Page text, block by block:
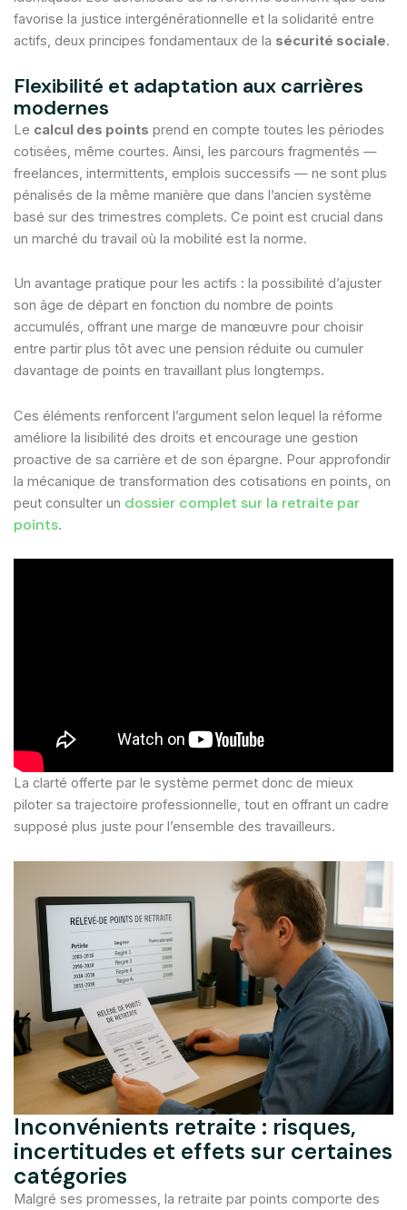
favorise la justice intergénérationnelle et la solidarité entre
actifs, deux principes fondamentaux de la sécurité sociale.
Flexibilité et adaptation aux carrières
modernes
Le calcul des points prend en compte toutes les périodes
cotisées, même courtes. Ainsi, les parcours fragmentés —
freelances, intermittents, emplois successifs — ne sont plus
pénalisés de la même manière que dans l’ancien système
basé sur des trimestres complets. Ce point est crucial dans
un marché du travail où la mobilité est la norme.
Un avantage pratique pour les actifs : la possibilité d’ajuster
son âge de départ en fonction du nombre de points
accumulés, offrant une marge de manœuvre pour choisir
entre partir plus tôt avec une pension réduite ou cumuler
davantage de points en travaillant plus longtemps.
Ces éléments renforcent l’argument selon lequel la réforme
améliore la lisibilité des droits et encourage une gestion
proactive de sa carrière et de son épargne. Pour approfondir
la mécanique de transformation des cotisations en points, on
peut consulter un dossier complet sur la retraite par
points.
La clarté offerte par le système permet donc de mieux
piloter sa trajectoire professionnelle, tout en offrant un cadre
supposé plus juste pour l’ensemble des travailleurs.
Inconvénients retraite : risques,
incertitudes et effets sur certaines
catégories
Malgré ses promesses, la retraite par points comporte des